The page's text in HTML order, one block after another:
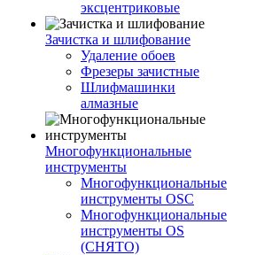
эксцентриковые
Зачистка и шлифование
Удаление обоев
Фрезеры зачистные
Шлифмашинки
алмазные
Многофункциональные
инструменты
Многофункциональные
инструменты OSC
Многофункциональные
инструменты OS
(СНЯТО)